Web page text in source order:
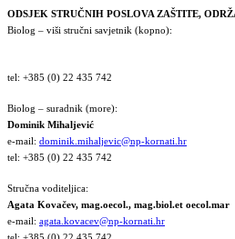
ODSJEK STRUČNIH POSLOVA ZAŠTITE,
Biolog – viši stručni savjetnik (kopno):
tel: +385 (0) 22 435 742
Biolog – suradnik (more):
Dominik Mihaljević
e-mail: dominik.mihaljevic@np-kornati.hr
tel: +385 (0) 22 435 742
Stručna voditeljica:
Agata Kovačev, mag.oecol., mag.biol.et oecol.mar
e-mail: agata.kovacev@np-kornati.hr